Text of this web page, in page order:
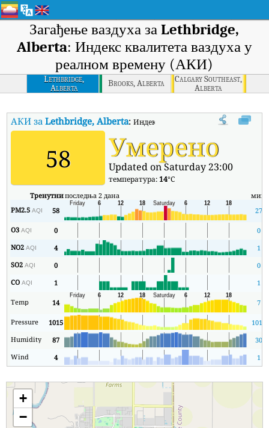
Загађење ваздуха заLethbridge,
Alberta: Индекс квалитета ваздуха у
реалном времену (АКИ)
Lethbridge,
Alberta
Brooks, Alberta
Calgary Southeast,
Alberta
АКИ заLethbridge, Alberta:Индекс квалитета ваздуха (АКИ)
58 Умерено
Updated on Saturday 23:00
температура: 14°C
Тренутнипоследња 2 дана мин
PM2.5AQI 58 27
O3AQI 0
0
NO2AQI 4
1
SO2AQI 0
0
COAQI 1 1
Temp 14 7
Pressure 1015 1014
Humidity
87
30
Wind
4 1
+
−